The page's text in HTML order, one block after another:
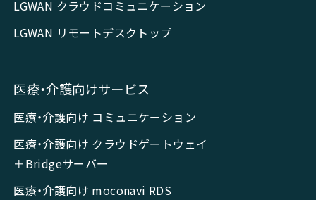
LGWAN クラウドコミュニケーション
LGWAN リモートデスクトップ
医療・介護向けサービス
医療・介護向け コミュニケーション
医療・介護向け クラウドゲートウェイ
＋Bridgeサーバー
医療・介護向け moconavi RDS